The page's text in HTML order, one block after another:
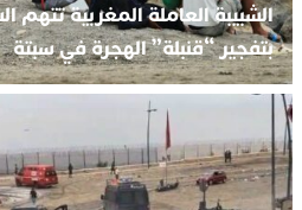
الشبيبة العاملة المغربية تتهم
بتفجير “قنبلة” الهجرة في سبتة